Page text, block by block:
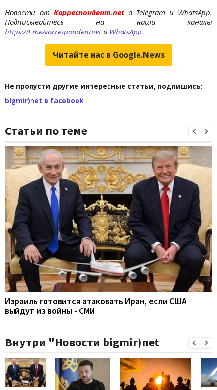
Новости отКорреспондент.net в Telegram и WhatsApp.
Подписывайтесь на наши каналы
https://t.me/korrespondentnetи WhatsApp
Читайте нас в Google.News
Не пропусти другие интересные статьи, подпишись:
bigmir)net в facebook
Статьи по теме
Израиль готовится атаковать Иран, если США
выйдут из войны - СМИ
Внутри "Новости bigmir)net